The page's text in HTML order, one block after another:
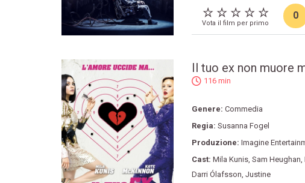
Vota il film per primo
0
Il tuo ex non muore
116 min
Genere: Commedia
Regia: Susanna Fogel
Produzione: Imagine
Cast: Mila Kunis, Sam Heughan
Darri Ólafsson Justine